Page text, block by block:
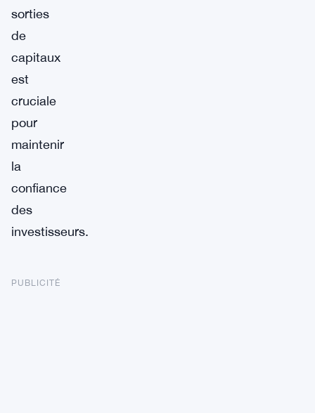
sorties
de
capitaux
est
cruciale
pour
maintenir
la
confiance
des
investisseurs.
PUBLICITÉ